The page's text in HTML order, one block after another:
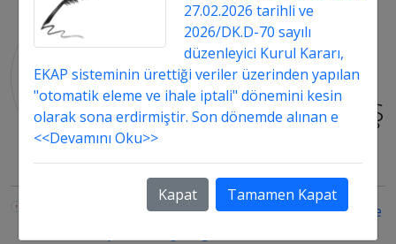
"noterde
ile
Etiketlenmiş
iş deneyim belgesini noterden çoğalttım ve noterde
27.02.2026 tarihli ve
2026/DK.D-70 sayılı
düzenleyici Kurul Kararı,
EKAP sisteminin ürettiği veriler üzerinden yapılan
"otomatik eleme ve ihale iptali" dönemini kesin
olarak sona erdirmiştir. Son dönemde alınan e
<<Devamını Oku>>
Kapat Tamamen Kapat